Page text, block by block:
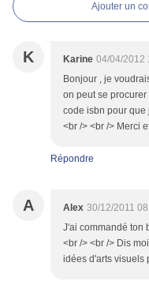
Ajouter un
K Karine 04/04/2012
Bonjour , je
on peut se
code isbn pour
<br /> <br /> Merci
Répondre
A Alex 30/12/2011
J'ai commandé ton
<br /> <br /> Dis
idées d'arts visuels